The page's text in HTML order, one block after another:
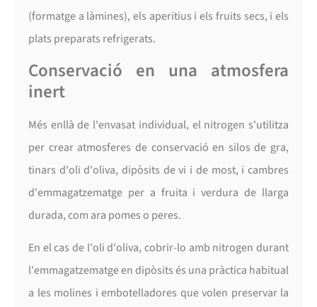
(formatge a làmines), els aperitius i els fruits secs, i els
plats preparats refrigerats.
Conservació en una atmosfera
inert
Més enllà de l'envasat individual, el nitrogen s'utilitza
per crear atmosferes de conservació en silos de gra,
tinars d'oli d'oliva, dipòsits de vi i de most, i cambres
d'emmagatzematge per a fruita i verdura de llarga
durada, com ara pomes o peres.
En el cas de l'oli d'oliva, cobrir-lo amb nitrogen durant
l'emmagatzematge en dipòsits és una pràctica habitual
a les molines i embotelladores que volen preservar la